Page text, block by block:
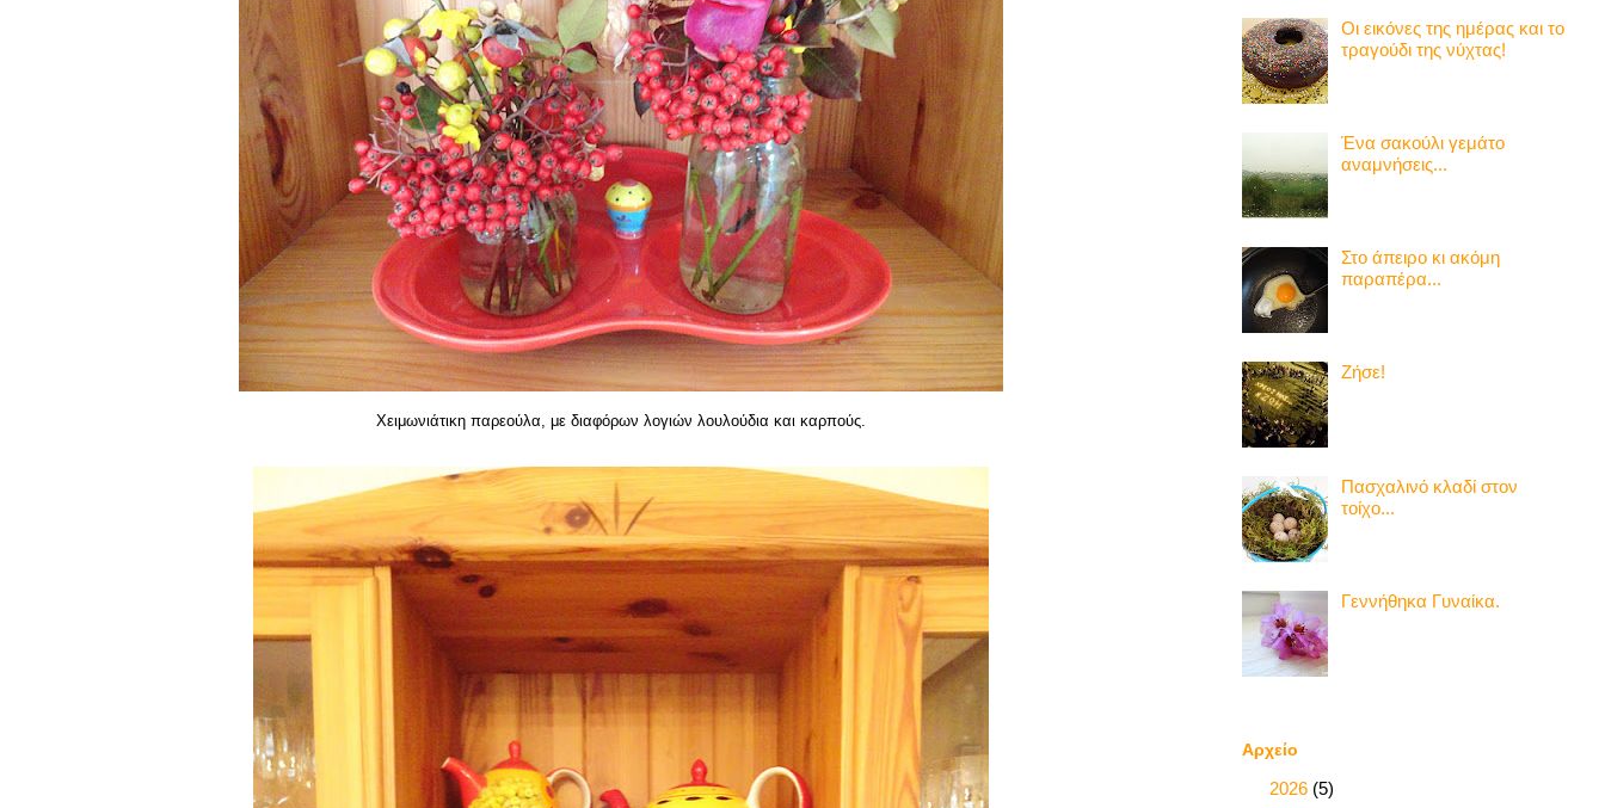
Χειμωνιάτικη παρεούλα, με διαφόρων λογιών λουλούδια και καρπούς.
Οι εικόνες της ημέρας και το
τραγούδι της νύχτας!
Ένα σακούλι γεμάτο
αναμνήσεις...
Στο άπειρο κι ακόμη
παραπέρα...
Ζήσε!
Πασχαλινό κλαδί στον
τοίχο...
Γεννήθηκα Γυναίκα.
Αρχείο
2026 (5)